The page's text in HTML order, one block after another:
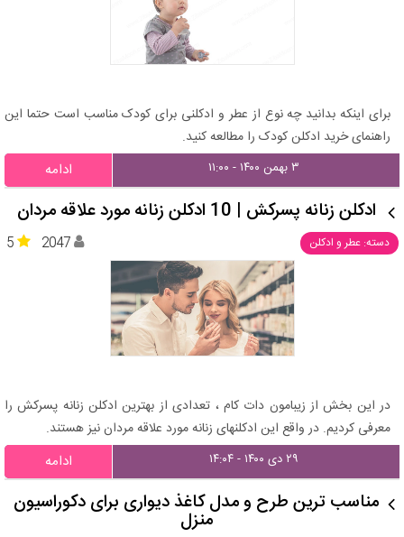
برای اینکه بدانید چه نوع از عطر و ادکلنی برای کودک مناسب است حتما این
راهنمای خرید ادکلن کودک را مطالعه کنید.
۳ بهمن ۱۴۰۰ - ۱۱:۰۰ ادامه
ادکلن زنانه پسرکش | 10 ادکلن زنانه مورد علاقه مردان
دسته: عطر و ادکلن 5 2047
در این بخش از زیبامون دات کام ، تعدادی از بهترین ادکلن زنانه پسرکش را
معرفی کردیم. در واقع این ادکلنهای زنانه مورد علاقه مردان نیز هستند.
۲۹ دی ۱۴۰۰ - ۱۴:۰۴ ادامه
مناسب ترین طرح و مدل کاغذ دیواری برای دکوراسیون
منزل